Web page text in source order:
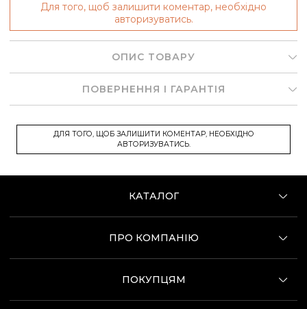
Для того, щоб залишити коментар, необхідно
авторизуватись.
ОПИС ТОВАРУ
ПОВЕРНЕННЯ І ГАРАНТІЯ
ДЛЯ ТОГО, ЩОБ ЗАЛИШИТИ КОМЕНТАР, НЕОБХІДНО
АВТОРИЗУВАТИСЬ.
КАТАЛОГ
ПРО КОМПАНІЮ
ПОКУПЦЯМ